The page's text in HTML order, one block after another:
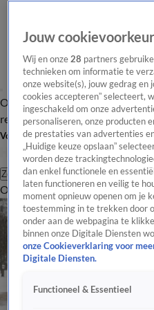
Overzicht Laatste nieuws
redactie
Volg Hart van Nederland
Zoeken
OverzichtRegioUitzendingen
Jouw
Wij en onze28 partners
technieken om informatie te
onze website(s), jouw gedrag en
cookies accepteren” selecteert,
ingeschakeld om onze
personaliseren, onze producten
de prestaties van advertenties
„Huidige keuze opslaan”
worden deze
dan enkel functionele en
laten functioneren en veilig te
moment opnieuw openen om je
toestemming in te trekken door
onder aan de webpagina te
binnen onze Digitale Diensten
onze Cookieverklaring voor
Digitale Diensten.
Functioneel & Essentieel